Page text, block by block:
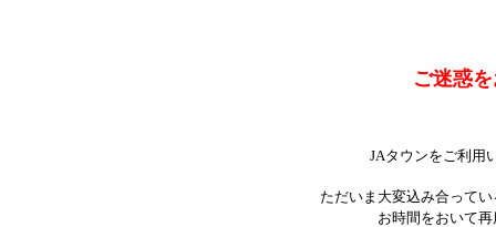
ご迷惑
JAタウンをご利用
ただいま大変込み合って
お時間をおいて